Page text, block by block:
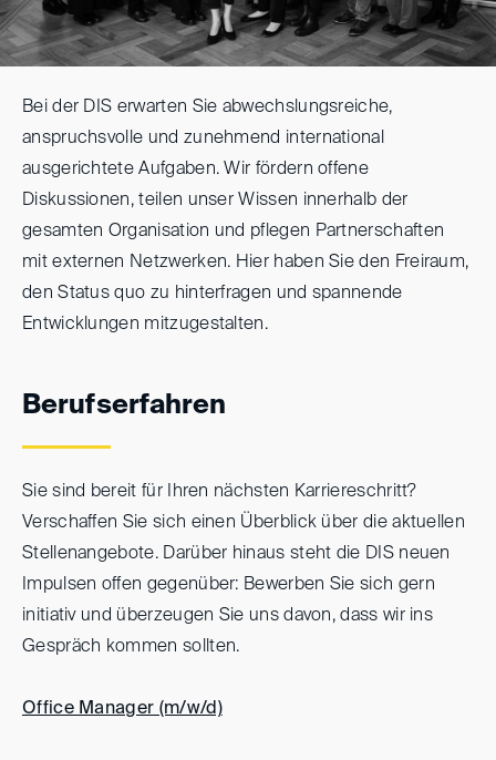
Bei der DIS erwarten Sie abwechslungsreiche,
anspruchsvolle und zunehmend international
ausgerichtete Aufgaben. Wir fördern offene
Diskussionen, teilen unser Wissen innerhalb der
gesamten Organisation und pflegen Partnerschaften
mit externen Netzwerken. Hier haben Sie den Freiraum,
den Status quo zu hinterfragen und spannende
Entwicklungen mitzugestalten.
Berufserfahren
Sie sind bereit für Ihren nächsten Karriereschritt?
Verschaffen Sie sich einen Überblick über die aktuellen
Stellenangebote. Darüber hinaus steht die DIS neuen
Impulsen offen gegenüber: Bewerben Sie sich gern
initiativ und überzeugen Sie uns davon, dass wir ins
Gespräch kommen sollten.
Office Manager (m/w/d)